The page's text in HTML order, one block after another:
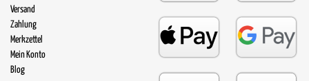
Versand
Zahlung
Merkzettel
Mein Konto
Blog